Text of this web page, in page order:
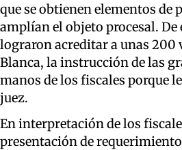
que se obtienen elementos de
amplían el objeto procesal. De
lograron acreditar a unas 200
Blanca, la instrucción de las
manos de los fiscales porque
juez.
En interpretación de los
presentación de